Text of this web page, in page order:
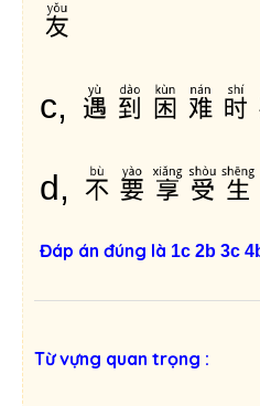
友
c, 遇到困难
d, 不要享受生
Đáp án đúng là 1c 2b 3c
Từ vựng quan trọng :